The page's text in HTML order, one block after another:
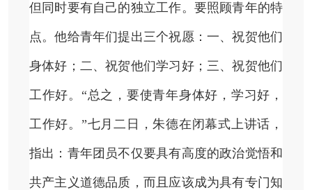
但同时要有自己的独立工作。要照顾青年的特
点。他给青年们提出三个祝愿：一、祝贺他们
身体好；二、祝贺他们学习好；三、祝贺他们
工作好。“总之，要使青年身体好，学习好，
工作好。”七月二日，朱德在闭幕式上讲话，
指出：青年团员不仅要具有高度的政治觉悟和
共产主义道德品质，而且应该成为具有专门知